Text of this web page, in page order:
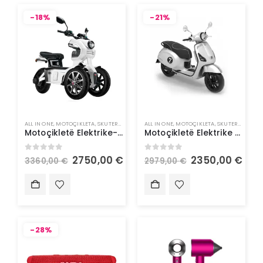
-18%
ALL IN ONE, MOTOÇIKLETA,SKUTERA ELEKTRIK
Motoçikletë Elektrike- Doohan iTank 1500W 45Km/h
0 out of 5
3360,00€ 2750,00 €
-21%
ALL IN ONE, MOTOÇIKLETA,SKUTERA ELEKTRIK
Motoçikletë Elektrike – Doohan Gelato 1500W 45Km/h
0 out of 5
2979,00€ 2350,00 €
-28%